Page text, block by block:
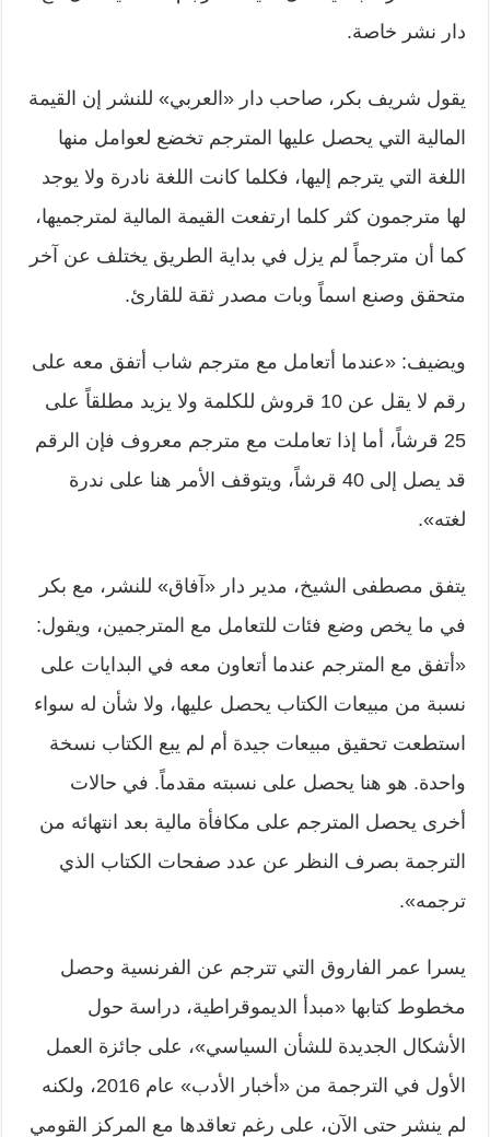
دار نشر خاصة.
يقول شريف بكر، صاحب دار «العربي» للنشر إن القيمة
المالية التي يحصل عليها المترجم تخضع لعوامل منها
اللغة التي يترجم إليها، فكلما كانت اللغة نادرة ولا يوجد
لها مترجمون كثر كلما ارتفعت القيمة المالية لمترجميها،
كما أن مترجماً لم يزل في بداية الطريق يختلف عن آخر
متحقق وصنع اسماً وبات مصدر ثقة للقارئ.
ويضيف: «عندما أتعامل مع مترجم شاب أتفق معه على
رقم لا يقل عن 10 قروش للكلمة ولا يزيد مطلقاً على
25 قرشاً، أما إذا تعاملت مع مترجم معروف فإن الرقم
قد يصل إلى 40 قرشاً، ويتوقف الأمر هنا على ندرة
لغته».
يتفق مصطفى الشيخ، مدير دار «آفاق» للنشر، مع بكر
في ما يخص وضع فئات للتعامل مع المترجمين، ويقول:
«أتفق مع المترجم عندما أتعاون معه في البدايات على
نسبة من مبيعات الكتاب يحصل عليها، ولا شأن له سواء
استطعت تحقيق مبيعات جيدة أم لم يبع الكتاب نسخة
واحدة. هو هنا يحصل على نسبته مقدماً. في حالات
أخرى يحصل المترجم على مكافأة مالية بعد انتهائه من
الترجمة بصرف النظر عن عدد صفحات الكتاب الذي
ترجمه».
يسرا عمر الفاروق التي تترجم عن الفرنسية وحصل
مخطوط كتابها «مبدأ الديموقراطية، دراسة حول
الأشكال الجديدة للشأن السياسي»، على جائزة العمل
الأول في الترجمة من «أخبار الأدب» عام 2016، ولكنه
لم ينشر حتى الآن، على رغم تعاقدها مع المركز القومي